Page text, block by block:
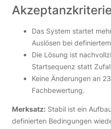
Das System startet
Auslösen bei
Die Lösung ist
Startsequenz statt
Keine Änderungen an
Fachbewertung.
Merksatz: Stabil ist ein
definierten Bedingungen